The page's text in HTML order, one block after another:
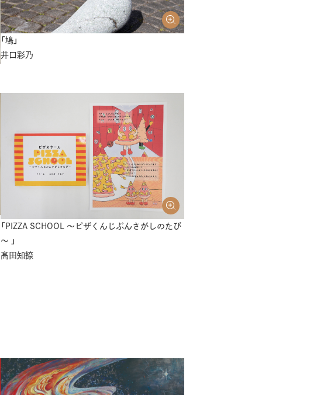
「鳩」
井口彩乃
「PIZZA SCHOOL ～ピザくんじぶんさがしのたび
～ 」
髙田知捺